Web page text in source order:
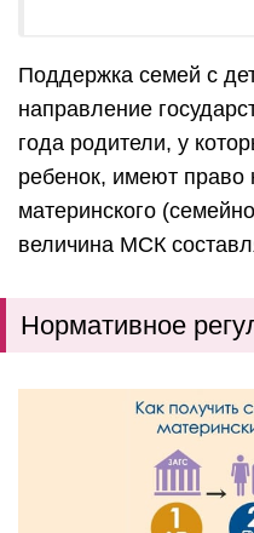
Поддержка семей с
направление
года родители, у
ребенок, имеют право
материнского
величина МСК
Нормативное